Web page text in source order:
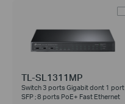
TL-SL1311MP
Switch 3 ports Gigabit dont 1 port
SFP ; 8 ports PoE+ Fast Ethernet